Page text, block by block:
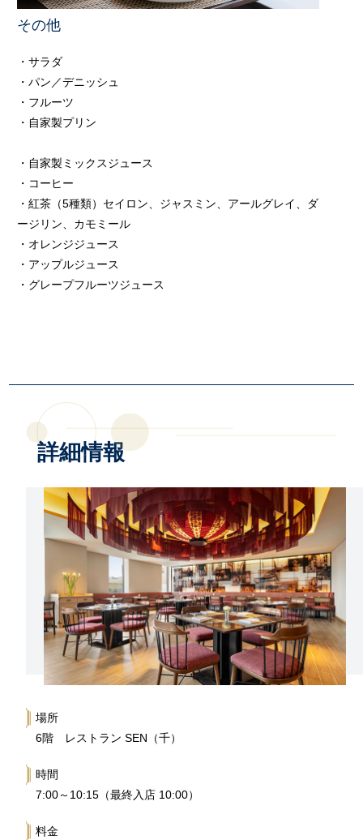
その他
・サラダ
・パン／デニッシュ
・フルーツ
・自家製プリン
・自家製ミックスジュース
・コーヒー
・紅茶（5種類）セイロン、ジャスミン、アールグレイ、ダ
ージリン、カモミール
・オレンジジュース
・アップルジュース
・グレープフルーツジュース
詳細情報
場所
6階 レストラン SEN（千）
時間
7:00～10:15（最終入店 10:00）
料金